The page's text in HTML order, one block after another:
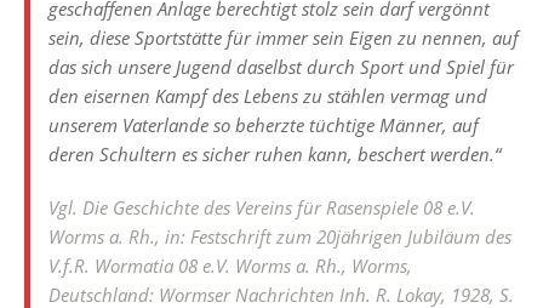
geschaffenen Anlage berechtigt stolz sein darf vergönnt
sein, diese Sportstätte für immer sein Eigen zu nennen, auf
das sich unsere Jugend daselbst durch Sport und Spiel für
den eisernen Kampf des Lebens zu stählen vermag und
unserem Vaterlande so beherzte tüchtige Männer, auf
deren Schultern es sicher ruhen kann, beschert werden.“
Vgl. Die Geschichte des Vereins für Rasenspiele 08 e.V.
Worms a. Rh., in: Festschrift zum 20jährigen Jubiläum des
V.f.R. Wormatia 08 e.V. Worms a. Rh., Worms,
Deutschland: Wormser Nachrichten Inh. R. Lokay, 1928, S.